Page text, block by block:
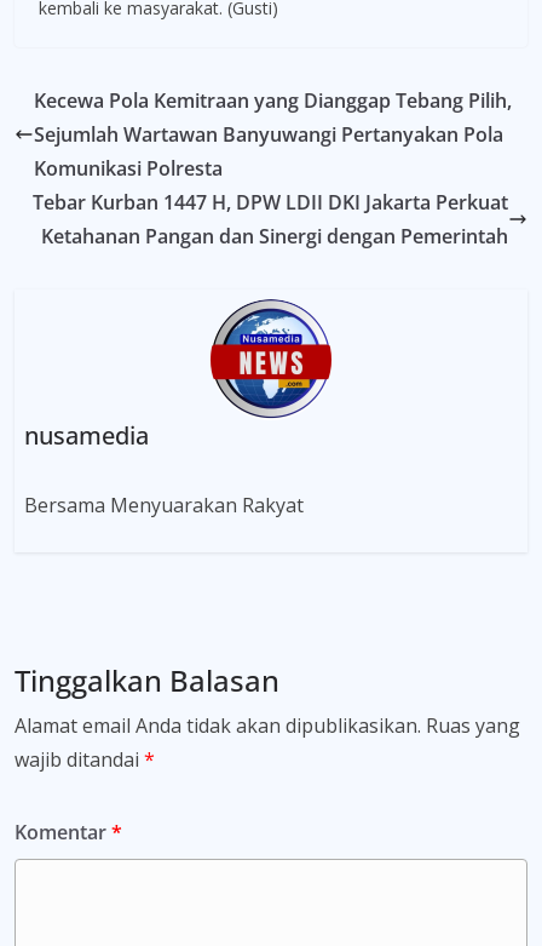
kembali ke masyarakat. (Gusti)
Kecewa Pola Kemitraan yang Dianggap Tebang Pilih,
Sejumlah Wartawan Banyuwangi Pertanyakan Pola
Komunikasi Polresta
Tebar Kurban 1447 H, DPW LDII DKI Jakarta Perkuat
Ketahanan Pangan dan Sinergi dengan Pemerintah
nusamedia
Bersama Menyuarakan Rakyat
Tinggalkan Balasan
Alamat email Anda tidak akan dipublikasikan. Ruas yang
wajib ditandai *
Komentar*